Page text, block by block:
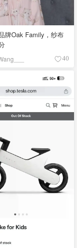
牌Oak Family，纱布
40